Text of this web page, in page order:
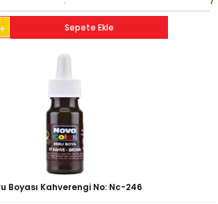
+ Sepete Ekle
Boyası Kahverengi No: Nc-246